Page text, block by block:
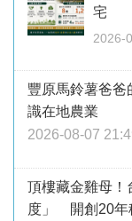
宅
2026-
豐原馬鈴薯爸
識在地農業
2026-08-07
頂樓藏金雞母！
度」 開創20年